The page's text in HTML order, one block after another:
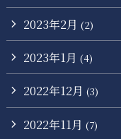
2023年2月 (2)
2023年1月 (4)
2022年12月 (3)
2022年11月 (7)